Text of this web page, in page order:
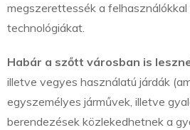
megszerettessék a felhasználókkal
technológiákat.
Habár a szőtt városban is
illetve vegyes használatú járdák
egyszemélyes járművek, illetve
berendezések közlekedhetnek a